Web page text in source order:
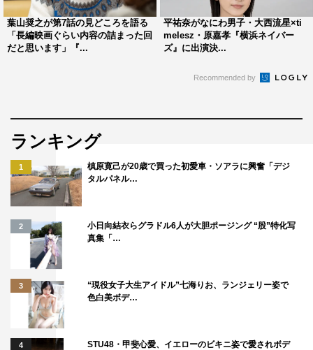
うところなら悪いことも起きないんだろうなと（笑）」
◆ドラマの見どころを教えてください。
「豊田市の魅力が満載なことと、イッセー尾形さん藤田弓
もすごく自然体で、それぞれの人柄が前面に出ているので
やりとりも面白くて。イッセーさんは特にアドリブ満載な
ので掛け合いも面白くて、一緒にいて本当に家族のように
過ごさせていただきました。温かいお二人と演じる温かい
家族の話が一番の見どころです。豊田の街とすごく合って
いるドラマだと思います」
◆視聴者へのメッセージをお願いします。
「豊田市のいいところがいっぱい映像に映っているドラマ
です。ストーリーとしては、おばあちゃんの認知症という
年を取ると直面する問題も出てきて、おじいちゃんがおば
あちゃんのために頑張る愛情たっぷりのドラマが描かれる
葉山奨之が第7話の見どころを語る
「長編映画ぐらい内容の詰まった回
だと思います」『...
平祐奈がなにわ男子・大西流星×ti
melesz・原嘉孝『横浜ネイバー
ズ』に出演決...
Recommended by
ランキング
1
槙原寛己が20歳で買った初愛車・ソアラに興奮「デジ
タルパネル…
2
小日向結衣らグラドル6人が大胆ポージング “股”特化写
真集「…
3
“現役女子大生アイドル”七海りお、ランジェリー姿で
色白美ボデ…
4
STU48・甲斐心愛、イエローのビキニ姿で愛されボデ